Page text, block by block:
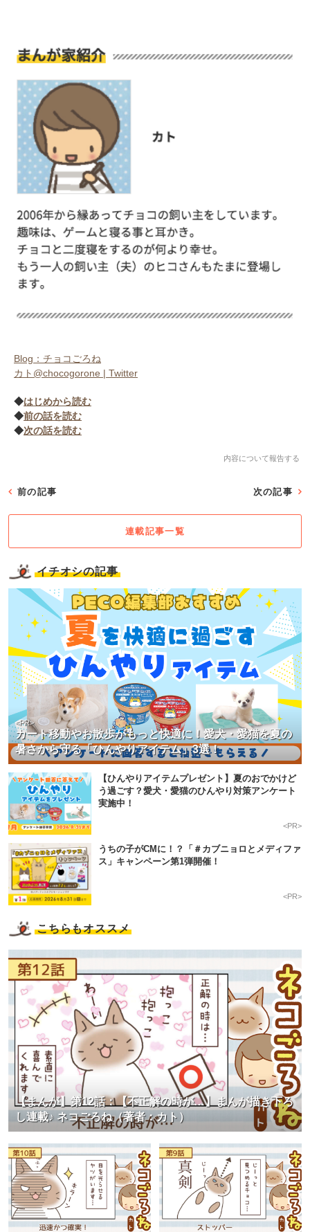
Blog：チョコごろね
カト@chocogorone | Twitter
◆はじめから読む
◆前の話を読む
◆次の話を読む
内容について報告する
前の記事 次の記事
連載記事一覧
イチオシの記事
カート移動やお散歩がもっと快適に！愛犬・愛猫を夏の
暑さから守る「ひんやりアイテム」3選！
<PR>
【ひんやりアイテムプレゼント】夏のおでかけど
う過ごす？愛犬・愛猫のひんやり対策アンケート
実施中！
<PR>
うちの子がCMに！？「＃カブニョロとメディファ
ス」キャンペーン第1弾開催！
<PR>
こちらもオススメ
【まんが】第12話：【不正解の時が…】まんが描き下ろ
し連載♪ ネコごろね（著者：カト）
pecodogs
いぬ部をフォロー
アプリをダウンロードする